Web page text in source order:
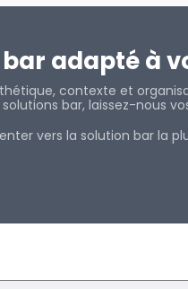
adapté à
contexte et
bar, laissez-nous
vers la solution bar la